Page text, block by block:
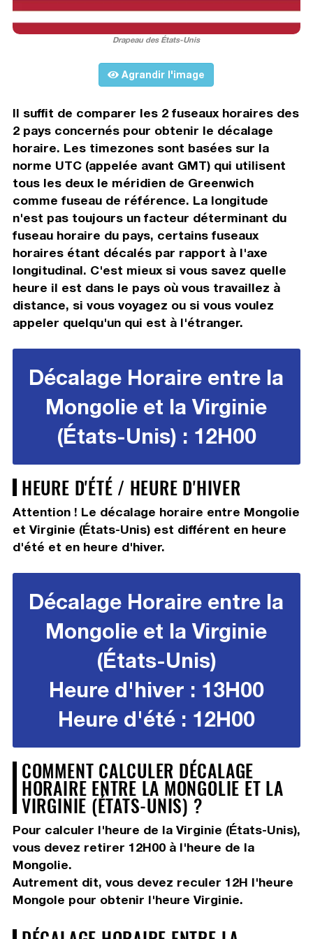
Drapeau des États-Unis
Agrandir l'image
Il suffit de comparer les 2 fuseaux horaires des
2 pays concernés pour obtenir le décalage
horaire. Les timezones sont basées sur la
norme UTC (appelée avant GMT) qui utilisent
tous les deux le méridien de Greenwich
comme fuseau de référence. La longitude
n'est pas toujours un facteur déterminant du
fuseau horaire du pays, certains fuseaux
horaires étant décalés par rapport à l'axe
longitudinal. C'est mieux si vous savez quelle
heure il est dans le pays où vous travaillez à
distance, si vous voyagez ou si vous voulez
appeler quelqu'un qui est à l'étranger.
Décalage Horaire entre la
Mongolie et la Virginie
(États-Unis) : 12H00
HEURE D'ÉTÉ / HEURE D'HIVER
Attention ! Le décalage horaire entre Mongolie
et Virginie (États-Unis) est différent en heure
d'été et en heure d'hiver.
Décalage Horaire entre la
Mongolie et la Virginie
(États-Unis)
Heure d'hiver : 13H00
Heure d'été : 12H00
COMMENT CALCULER DÉCALAGE
HORAIRE ENTRE LA MONGOLIE ET LA
VIRGINIE (ÉTATS-UNIS) ?
Pour calculer l'heure de la Virginie (États-Unis),
vous devez retirer 12H00à l'heure de la
Mongolie.
Autrement dit, vous devez reculer 12H l'heure
Mongole pour obtenir l'heure Virginie.